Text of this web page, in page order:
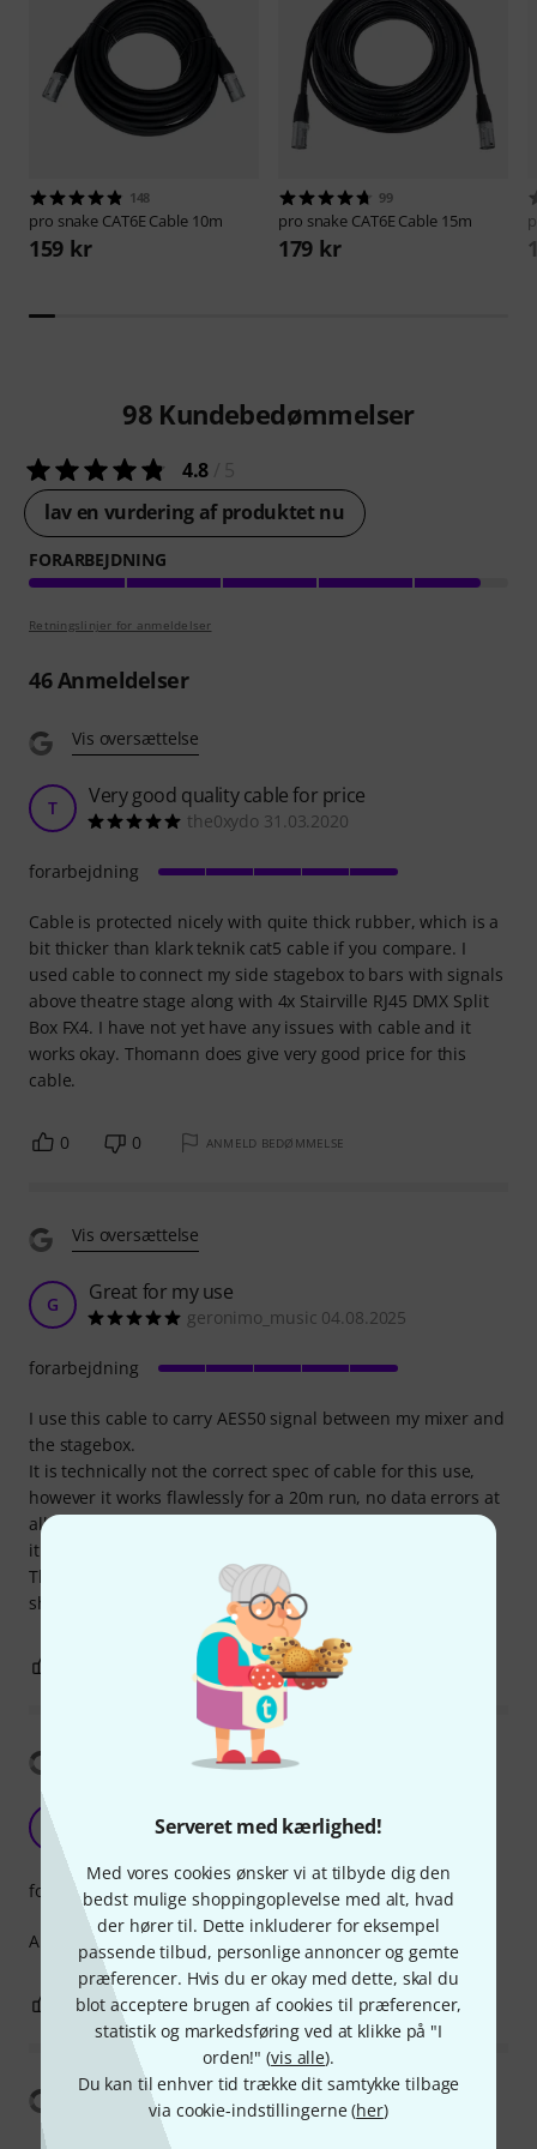
Serveret med kærlighed!
Med vores cookies ønsker vi at tilbyde dig den
bedst mulige shoppingoplevelse med alt, hvad
der hører til. Dette inkluderer for eksempel
passende tilbud, personlige annoncer og gemte
præferencer. Hvis du er okay med dette, skal du
blot acceptere brugen af cookies til præferencer,
statistik og markedsføring ved at klikke på "I
orden!" (vis alle).
Du kan til enhver tid trække dit samtykke tilbage
via cookie-indstillingerne (her)
148
pro snake CAT6E Cable 10m
159 kr
99
pro snake CAT6E Cable 15m
179 kr
98 Kundebedømmelser
4.8
lav en vurdering af produktet nu
FORARBEJDNING
Retningslinjer for anmeldelser
46Anmeldelser
Vis oversættelse
T Very good quality cable for price
the0xydo 31.03.2020
Cable is protected nicely with quite thick rubber, which is a
bit thicker than klark teknik cat5 cable if you compare. I
used cable to connect my side stagebox to bars with signals
above theatre stage along with 4x Stairville RJ45 DMX Split
Box FX4. I have not yet have any issues with cable and it
works okay. Thomann does give very good price for this
cable.
forarbejdning
0 0 ANMELD BEDØMMELSE
Vis oversættelse
G Great for my use
geronimo_music 04.08.2025
I use this cable to carry AES50 signal between my mixer and
the stagebox.
It is technically not the correct spec of cable for this use,
however it works flawlessly for a 20m run, no data errors at
all, even with musicians jostling it around and stepping on
it.
The ethercon shielding is connected to the cable's
shielding.
forarbejdning
ANMELD BEDØMMELSE
Vis oversættelse
G
GigiMiglio 18.05.2020
A good backup of the main cat5E/6E cable
forarbejdning
0 ANMELD BEDØMMELSE
Vis oversættelse